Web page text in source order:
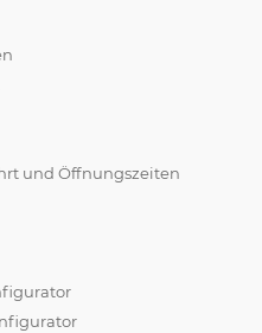
und Öffnungszeiten